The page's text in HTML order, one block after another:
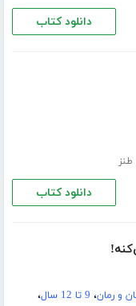
دانلود کتاب
طنز
دانلود کتاب
و رمان، 9 تا 12 سال
،